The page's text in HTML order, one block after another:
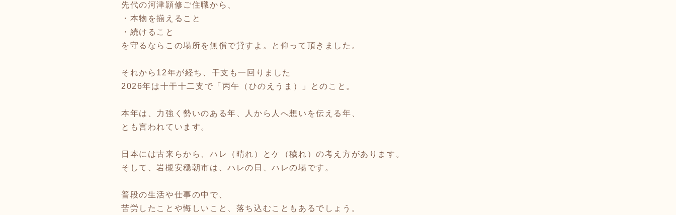
先代の河津頴修ご住職から、
・本物を揃えること
・続けること
を守るならこの場所を無償で貸すよ。と仰って頂きました。
それから12年が経ち、干支も一回りました
2026年は十干十二支で「丙午（ひのえうま）」とのこと。
本年は、力強く勢いのある年、人から人へ想いを伝える年、
とも言われています。
日本には古来らから、ハレ（晴れ）とケ（穢れ）の考え方があります。
そして、岩槻安穏朝市は、ハレの日、ハレの場です。
普段の生活や仕事の中で、
苦労したことや悔しいこと、落ち込むこともあるでしょう。